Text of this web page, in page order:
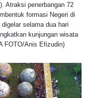
Atraksi penerbangan 72
formasi Negeri di
selama dua hari
kunjungan wisata
FOTO/Anis Efizudin)